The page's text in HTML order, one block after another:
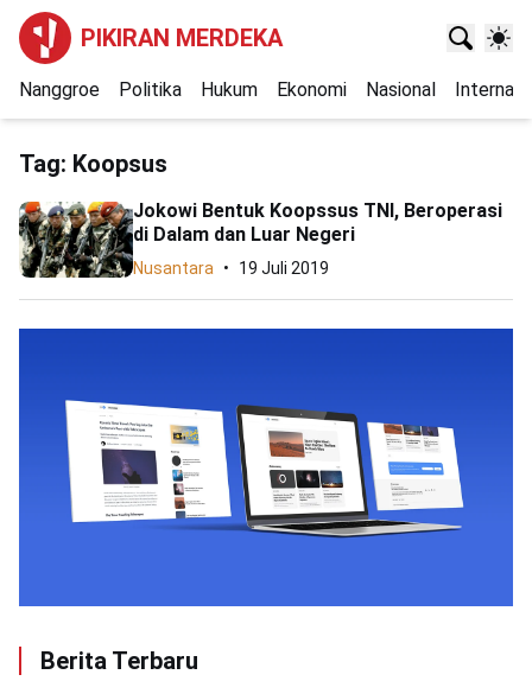
PIKIRAN MERDEKA
Nanggroe Politika Hukum Ekonomi Nasional
Tag: Koopsus
Jokowi Bentuk Koopssus TNI, Beroperasi
di Dalam dan Luar Negeri
Nusantara 19 Juli 2019
Berita Terbaru